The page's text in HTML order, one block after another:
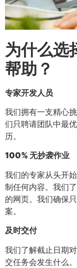
为什么选
帮助？
专家开发人员
我们拥有一支精心
们只聘请团队中最
历。
100% 无抄袭作业
我们的专家从头开
制任何内容。我们
的网页。我们确保
案。
及时交付
我们了解截止日期
交任务会发生什么